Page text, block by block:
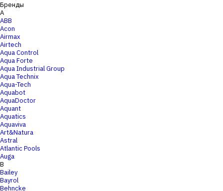
Бренды
A
ABB
Acon
Airmax
Airtech
Aqua Control
Aqua Forte
Aqua Industrial Group
Aqua Technix
Aqua-Tech
Aquabot
AquaDoctor
Aquant
Aquatics
Aquaviva
Art&Natura
Astral
Atlantic Pools
Auga
B
Bailey
Bayrol
Behncke